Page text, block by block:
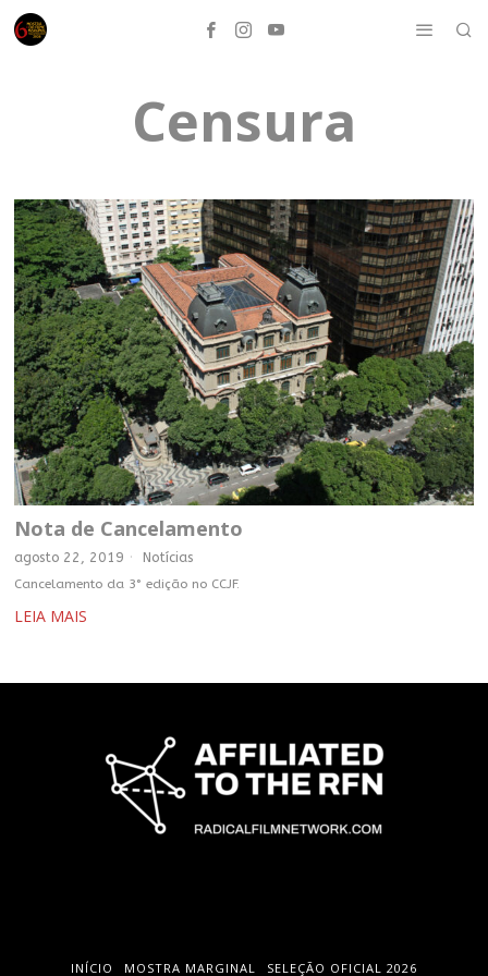
Censura
Nota de Cancelamento
agosto 22, 2019 Notícias
Cancelamento da 3° edição no CCJF.
LEIA MAIS
INÍCIO MOSTRA MARGINAL SELEÇÃO OFICIAL 2026